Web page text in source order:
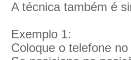
A técnica também é
Exemplo 1:
Coloque o telefone